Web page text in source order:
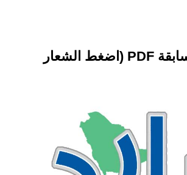
الاصدارات السابقة PDF (اضغط الشعار